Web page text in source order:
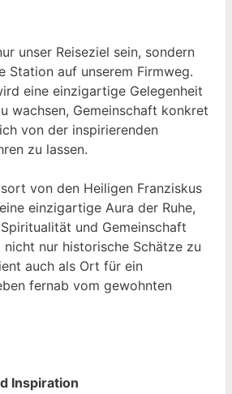
unser Reiseziel sein, sondern
Station auf unserem Firmweg.
eine einzigartige Gelegenheit
wachsen, Gemeinschaft konkret
von der inspirierenden
zu lassen.
von den Heiligen Franziskus
einzigartige Aura der Ruhe,
und Gemeinschaft
nur historische Schätze zu
auch als Ort für ein
fernab vom gewohnten
Inspiration